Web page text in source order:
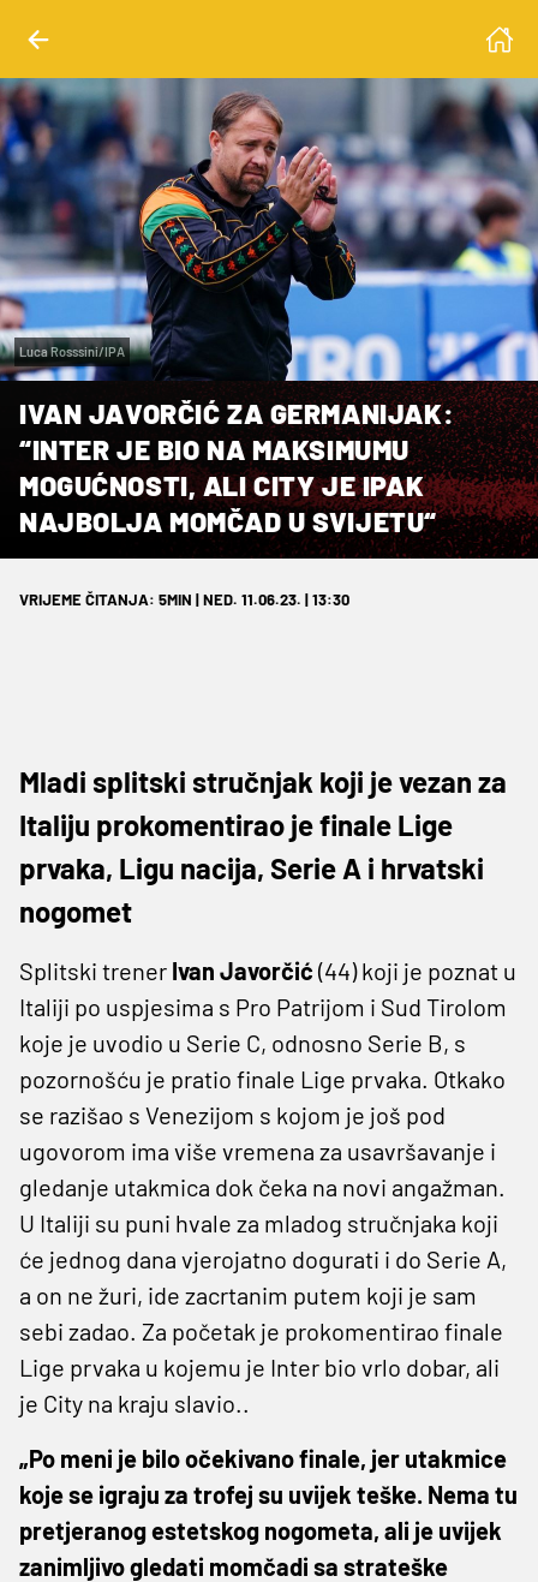
Luca Rosssini/IPA
IVAN JAVORČIĆ ZA GERMANIJAK:
“INTER JE BIO NA MAKSIMUMU
MOGUĆNOSTI, ALI CITY JE IPAK
NAJBOLJA MOMČAD U SVIJETU“
VRIJEME ČITANJA: 5MIN | NED. 11.06.23. | 13:30
Mladi splitski stručnjak koji je vezan za
Italiju prokomentirao je finale Lige
prvaka, Ligu nacija, Serie A i hrvatski
nogomet
Splitski trener Ivan Javorčić (44) koji je poznat u
Italiji po uspjesima s Pro Patrijom i Sud Tirolom
koje je uvodio u Serie C, odnosno Serie B, s
pozornošću je pratio finale Lige prvaka. Otkako
se razišao s Venezijom s kojom je još pod
ugovorom ima više vremena za usavršavanje i
gledanje utakmica dok čeka na novi angažman.
U Italiji su puni hvale za mladog stručnjaka koji
će jednog dana vjerojatno dogurati i do Serie A,
a on ne žuri, ide zacrtanim putem koji je sam
sebi zadao. Za početak je prokomentirao finale
Lige prvaka u kojemu je Inter bio vrlo dobar, ali
je City na kraju slavio..
„Po meni je bilo očekivano finale, jer utakmice
koje se igraju za trofej su uvijek teške. Nema tu
pretjeranog estetskog nogometa, ali je uvijek
zanimljivo gledati momčadi sa strateške